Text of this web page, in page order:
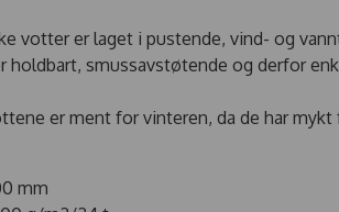
votter er laget i pustende, vind- og
holdbart, smussavstøtende og derfor
er ment for vinteren, da de har
mm